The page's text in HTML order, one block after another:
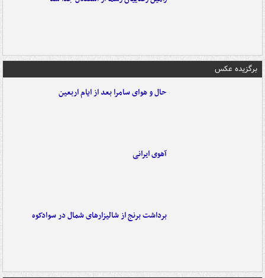
برگزیده عکس
حال و هوای سامرا بعد از ایام اربعین
آهوی ایرانی
برداشت برنج از شالیزارهای شمال در سوادکوه